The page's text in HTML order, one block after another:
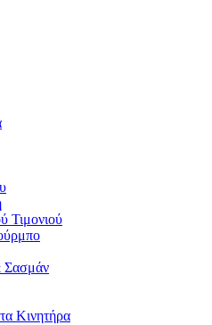
Τιμονιού
Σασμάν
Κινητήρα